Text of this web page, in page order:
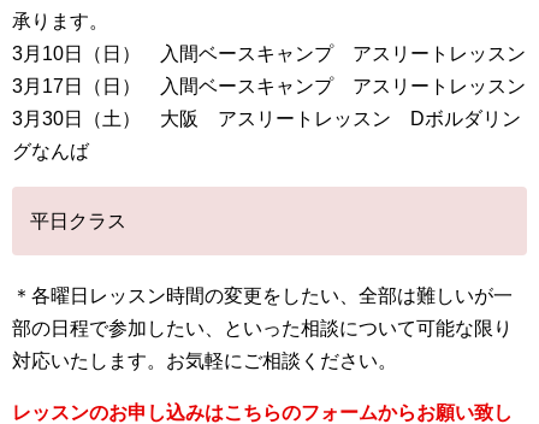
承ります。
3月10日（日） 入間ベースキャンプ アスリートレッスン
3月17日（日） 入間ベースキャンプ アスリートレッスン
3月30日（土） 大阪 アスリートレッスン Dボルダリン
グなんば
平日クラス
＊各曜日レッスン時間の変更をしたい、全部は難しいが一
部の日程で参加したい、といった相談について可能な限り
対応いたします。お気軽にご相談ください。
レッスンのお申し込みはこちらのフォームからお願い致し